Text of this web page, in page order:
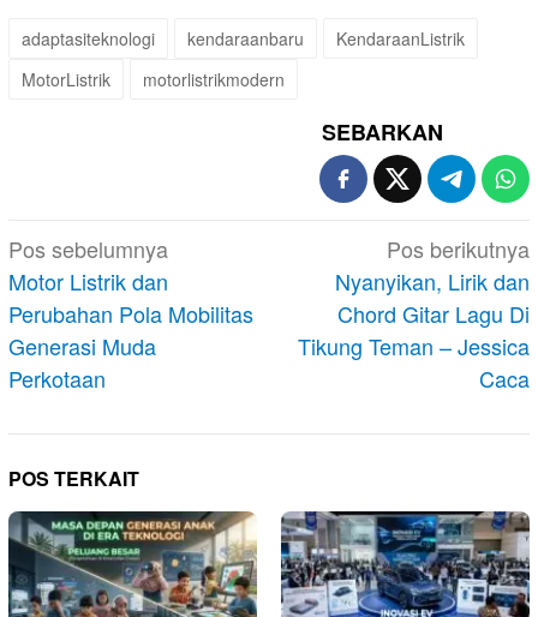
adaptasiteknologi kendaraanbaru
KendaraanListrik
MotorListrik
motorlistrikmodern
SEBARKAN
Navigasi
pos
Pos sebelumnya
Motor Listrik dan
Perubahan Pola Mobilitas
Generasi Muda
Perkotaan
Pos berikutnya
Nyanyikan, Lirik dan
Chord Gitar Lagu Di
Tikung Teman – Jessica
Caca
POS TERKAIT